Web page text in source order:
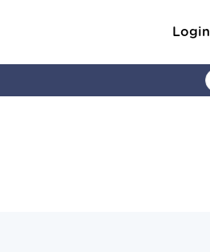
Login